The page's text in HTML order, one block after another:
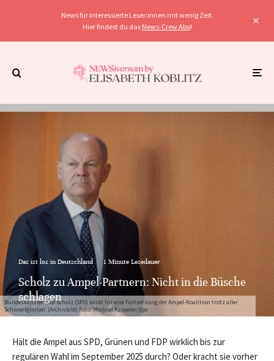
News für interessierte Leser:innen mit wenig Zeit.
Hier findest du das News-Crew Abo!
Bundeskanzler Olaf Scholz (SPD) wirbt für eine Fortsetzung der Ampel-Koalition trotz aller
Schwierigkeiten. (Archivbild) Foto: Michael Kappeler/dpa
Das ist los in Deutschland · 1 Minute Lesedauer
Scholz zu Ampel-Partnern: Nicht in die Büsche
schlagen
Hält die Ampel aus SPD, Grünen und FDP wirklich bis zur
regulären Wahl im September 2025 durch? Oder kracht sie vorher